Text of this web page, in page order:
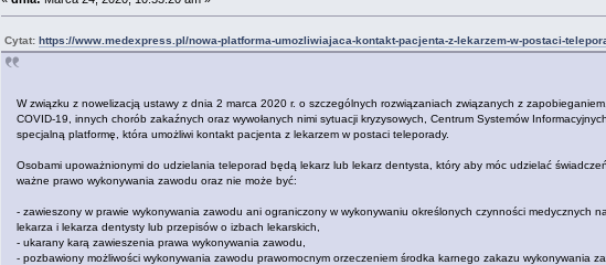
Cytat: https://www.medexpress.pl/nowa-platforma-umozliwiajaca-kontakt-pacjenta-z-lekarzem-w-postaci-
W związku z nowelizacją ustawy z dnia 2 marca 2020 r. o szczególnych rozwiązaniach związanych z
COVID-19, innych chorób zakaźnych oraz wywołanych nimi sytuacji kryzysowych, Centrum Systemów
specjalną platformę, która umożliwi kontakt pacjenta z lekarzem w postaci teleporady.
Osobami upoważnionymi do udzielania teleporad będą lekarz lub lekarz dentysta, który aby móc udzielać
ważne prawo wykonywania zawodu oraz nie może być:
- zawieszony w prawie wykonywania zawodu ani ograniczony w wykonywaniu określonych czynności medycznych
lekarza i lekarza dentysty lub przepisów o izbach lekarskich,
- ukarany karą zawieszenia prawa wykonywania zawodu,
- pozbawiony możliwości wykonywania zawodu prawomocnym orzeczeniem środka karnego zakazu wykonywania